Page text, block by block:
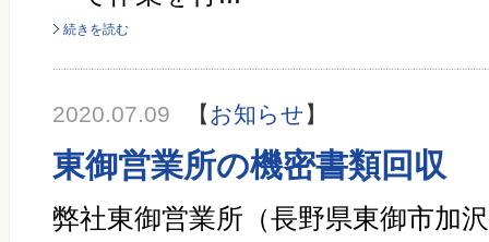
続きを読む
2020.07.09 【お知らせ 】
東御営業所の機密書類回収
弊社東御営業所（長野県東御市加